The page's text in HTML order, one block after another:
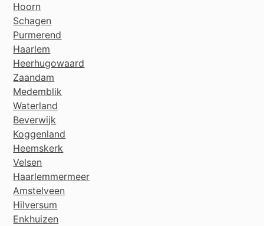
Hoorn
Schagen
Purmerend
Haarlem
Heerhugowaard
Zaandam
Medemblik
Waterland
Beverwijk
Koggenland
Heemskerk
Velsen
Haarlemmermeer
Amstelveen
Hilversum
Enkhuizen